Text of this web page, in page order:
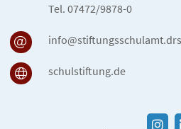
Tel. 07472/9878-0
schulstiftung.de